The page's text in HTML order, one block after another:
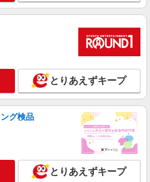
/EA0401G-10I
フ、仕分け等もあります！
円〜1800円（22:00〜翌5:00の深夜手
当で時給UP） ※給与幅は経験・能力による
区
詳細を見る
支店
円〜30万円 ※経験・能力による 年収
務歴2年 （1年目）年収3,030,000円
とりあえずキープ
グ検品
とりあえずキープ